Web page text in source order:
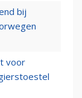
bij
voor